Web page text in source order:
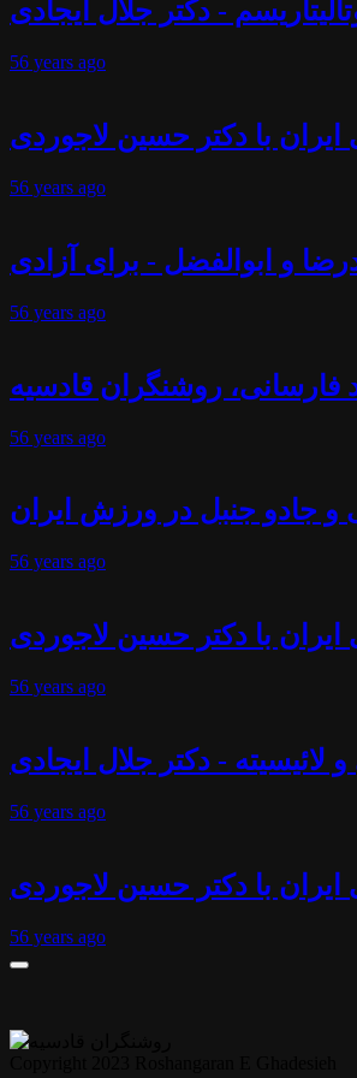
- دکتر جلال ایجادی
56 years ago
ایران با دکتر حسین لاجوردی
56 years ago
و ابوالفضل - برای آزادی
56 years ago
56 years ago
و جادو جنبل در ورزش ایران
56 years ago
با دکتر حسین لاجوردی
56 years ago
لائیسیته - دکتر جلال ایجادی
56 years ago
با دکتر حسین لاجوردی
56 years ago